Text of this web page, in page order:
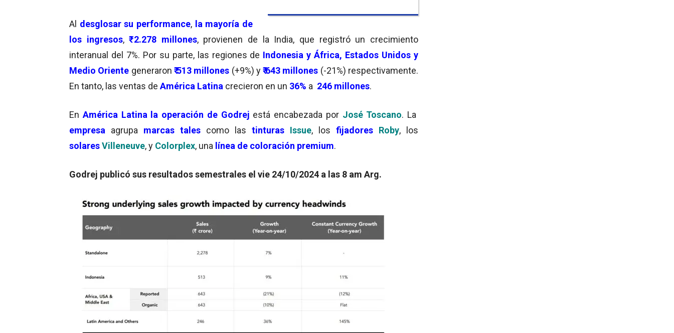
Al desglosar su performance, la mayoría de
los ingresos,₹ 2.278 millones, provienen de la India, que registró un crecimiento
interanual del 7%. Por su parte, las regiones de Indonesiay África, Estados Unidos y
Medio Oriente generaron₹ 513 millones (+9%) y₹ 643 millones (-21%) respectivamente.
En tanto, las ventas de América Latina crecieron en un 36% a 246 millones.
En América Latina la operación de Godrej está encabezada por José Toscano. La
empresa agrupa marcas tales como las tinturas Issue, los fijadores Roby, los
solaresVilleneuve, y Colorplex, una línea de coloración premium.
Godrej publicó sus resultados semestrales el vie 24/10/2024 a las 8 am Arg.